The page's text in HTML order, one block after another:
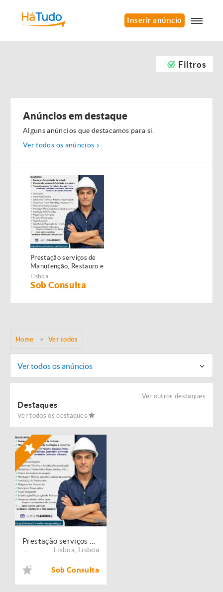
Inserir anúncio
Filtros
Anúncios em destaque
Alguns anúncios que destacamos para si.
Ver todos os anúncios
Prestação serviços de
Manutenção, Restauro e
Remodelação de
imóveis!
Lisboa
Sob Consulta
Home Ver todos
Ver todos os anúncios
Ver outros destaques
Destaques
Ver todos os destaques
Lisboa Lisboa
Sob Consulta